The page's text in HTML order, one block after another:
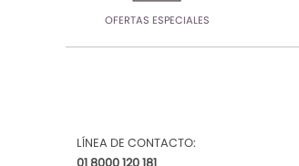
OFERTAS ESPECIALES
LÍNEA DE CONTACTO: